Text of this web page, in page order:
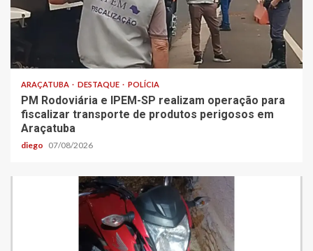
ARAÇATUBA DESTAQUE POLÍCIA
PM Rodoviária e IPEM-SP realizam operação para
fiscalizar transporte de produtos perigosos em
Araçatuba
diego 07/08/2026